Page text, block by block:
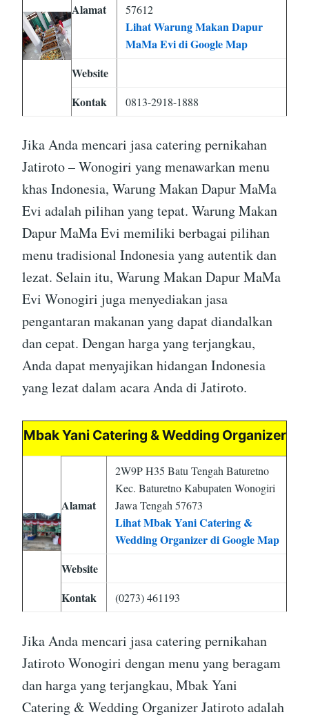
Alamat
57612
Lihat Warung Makan Dapur
MaMa Evi di Google Map
Website
Kontak
0813-2918-1888
Jika Anda mencari jasa catering pernikahan
Jatiroto – Wonogiri yang menawarkan menu
khas Indonesia, Warung Makan Dapur MaMa
Evi adalah pilihan yang tepat. Warung Makan
Dapur MaMa Evi memiliki berbagai pilihan
menu tradisional Indonesia yang autentik dan
lezat. Selain itu, Warung Makan Dapur MaMa
Evi Wonogiri juga menyediakan jasa
pengantaran makanan yang dapat diandalkan
dan cepat. Dengan harga yang terjangkau,
Anda dapat menyajikan hidangan Indonesia
yang lezat dalam acara Anda di Jatiroto.
Mbak Yani Catering & Wedding Organizer
Alamat
2W9P H35 Batu Tengah Baturetno
Kec. Baturetno Kabupaten Wonogiri
Jawa Tengah 57673
Lihat Mbak Yani Catering &
Wedding Organizer di Google Map
Website
Kontak
(0273) 461193
Jika Anda mencari jasa catering pernikahan
Jatiroto Wonogiri dengan menu yang beragam
dan harga yang terjangkau, Mbak Yani
Catering & Wedding Organizer Jatiroto adalah